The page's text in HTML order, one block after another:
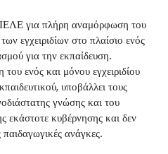
για πλήρη αναμόρφωση του
εγχειριδίων στο πλαίσιο ενός
για την εκπαίδευση.
ενός και μόνου εγχειριδίου
υποβάλλει τους
γνώσης και του
εκάστοτε κυβέρνησης και δεν
παιδαγωγικές ανάγκες.